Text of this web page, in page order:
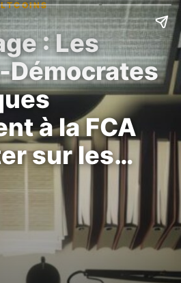
: Les
Démocrates
à la FCA
sur les…